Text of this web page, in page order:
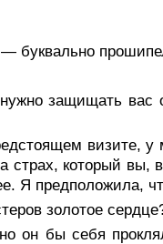
буквально
защищать вас
визите, у
страх, который вы,
Я предположила,
золотое
он бы себя